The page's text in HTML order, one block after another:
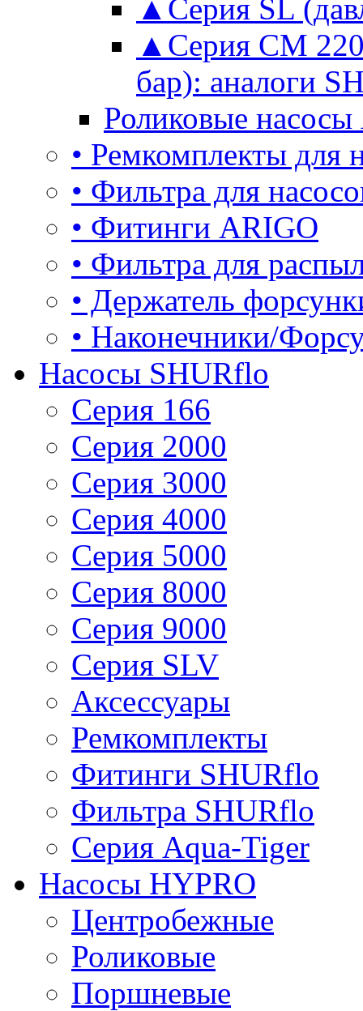
▲Серия SL
▲Серия CM 220
бар): аналоги
Роликовые
• Ремкомплекты для
• Фильтра для
• Фитинги ARIGO
• Фильтра для
• Держатель
• Наконечники/
Насосы SHURflo
Серия 166
Серия 2000
Серия 3000
Серия 4000
Серия 5000
Серия 8000
Серия 9000
Серия SLV
Аксессуары
Ремкомплекты
Фитинги SHURflo
Фильтра SHURflo
Серия Aqua-Tiger
Насосы HYPRO
Центробежные
Роликовые
Поршневые